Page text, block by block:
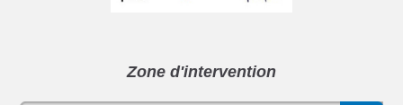
Zone d'intervention